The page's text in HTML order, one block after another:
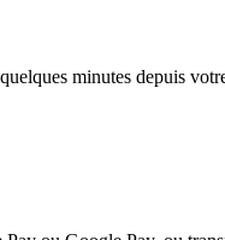
minutes depuis